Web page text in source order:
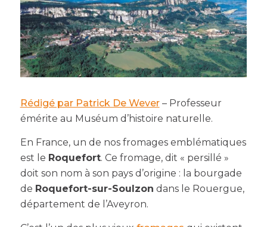
Rédigé par Patrick De Wever– Professeur
émérite au Muséum d’histoire naturelle.
En France, un de nos fromages emblématiques
est le Roquefort. Ce fromage, dit « persillé »
doit son nom à son pays d’origine : la bourgade
de Roquefort-sur-Soulzon dans le Rouergue,
département de l’Aveyron.